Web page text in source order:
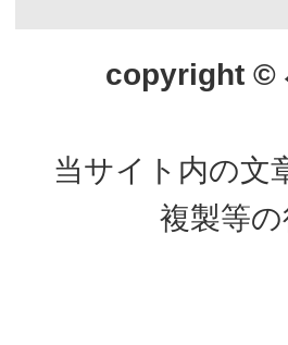
copyright ©
当サイト内の文
複製等